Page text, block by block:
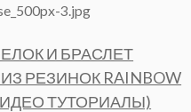
3.jpg
И БРАСЛЕТ
РЕЗИНОК RAINBOW
ТУТОРИАЛЫ)